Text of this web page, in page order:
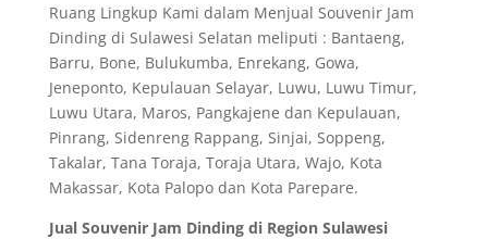
Ruang Lingkup Kami dalam Menjual Souvenir Jam
Dinding di Sulawesi Selatan meliputi : Bantaeng,
Barru, Bone, Bulukumba, Enrekang, Gowa,
Jeneponto, Kepulauan Selayar, Luwu, Luwu Timur,
Luwu Utara, Maros, Pangkajene dan Kepulauan,
Pinrang, Sidenreng Rappang, Sinjai, Soppeng,
Takalar, Tana Toraja, Toraja Utara, Wajo, Kota
Makassar, Kota Palopo dan Kota Parepare.
Jual Souvenir Jam Dinding di Region Sulawesi